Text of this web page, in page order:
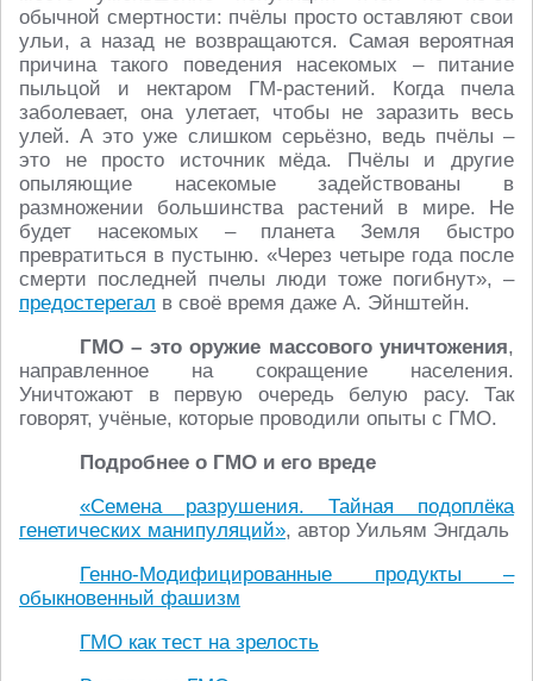
обычной смертности: пчёлы просто оставляют свои
ульи, а назад не возвращаются. Самая вероятная
причина такого поведения насекомых – питание
пыльцой и нектаром ГМ-растений. Когда пчела
заболевает, она улетает, чтобы не заразить весь
улей. А это уже слишком серьёзно, ведь пчёлы –
это не просто источник мёда. Пчёлы и другие
опыляющие насекомые задействованы в
размножении большинства растений в мире. Не
будет насекомых – планета Земля быстро
превратиться в пустыню. «Через четыре года после
смерти последней пчелы люди тоже погибнут», –
предостерегал в своё время даже А. Эйнштейн.
ГМО – это оружие массового уничтожения,
направленное на сокращение населения.
Уничтожают в первую очередь белую расу. Так
говорят, учёные, которые проводили опыты с ГМО.
Подробнее о ГМО и его вреде
«Семена разрушения. Тайная подоплёка
генетических манипуляций», автор Уильям Энгдаль
Генно-Модифицированные продукты –
обыкновенный фашизм
ГМО как тест на зрелость